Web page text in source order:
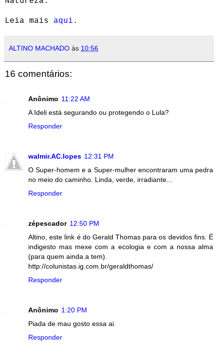
Leia mais aqui .
ALTINO MACHADO às 10:56
16 comentários:
Anônimo 11:22 AM
A Ideli está segurando ou protegendo o Lula?
Responder
walmir.AC.lopes 12:31 PM
O Super-homem e a Super-mulher encontraram uma pedra
no meio do caminho. Linda, verde, irradiante...
Responder
zépescador 12:50 PM
Altino, este link é do Gerald Thomas para os devidos fins. É
indigesto mas mexe com a ecologia e com a nossa alma
(para quem ainda a tem).
http://colunistas.ig.com.br/geraldthomas/
Responder
Anônimo 1:20 PM
Piada de mau gosto essa ai.
Responder